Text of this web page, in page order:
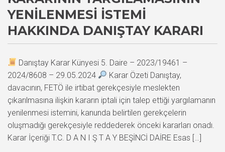
YENILENMESI İSTEMI
HAKKINDA DANIŞTAY KARARI
Danıştay Karar Künyesi 5. Daire – 2023/19461 –
2024/8608 – 29.05.2024
Karar Özeti Danıştay,
davacının, FETÖ ile irtibat gerekçesiyle meslekten
çıkarılmasına ilişkin kararın iptali için talep ettiği yargılamanın
yenilenmesi istemini, kanunda belirtilen gerekçelerin
oluşmadığı gerekçesiyle reddederek önceki kararları onadı.
Karar İçeriği T.C. D A N I Ş T A Y BEŞİNCİ DAİRE Esas […]